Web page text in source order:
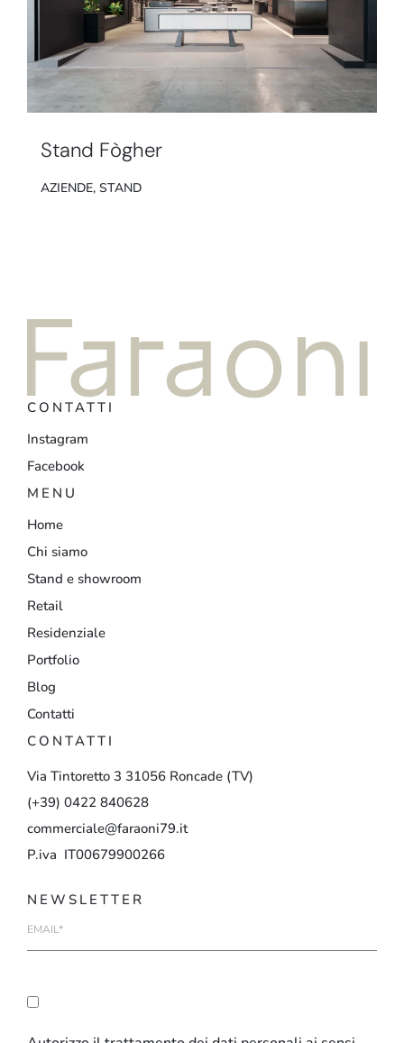
Stand Fògher
AZIENDE, STAND
CONTATTI
Instagram
Facebook
MENU
Home
Chi siamo
Stand e showroom
Retail
Residenziale
Portfolio
Blog
Contatti
CONTATTI
Via Tintoretto 3 31056 Roncade (TV)
(+39) 0422 840628
commerciale@faraoni79.it
P.iva IT00679900266
NEWSLETTER
mail